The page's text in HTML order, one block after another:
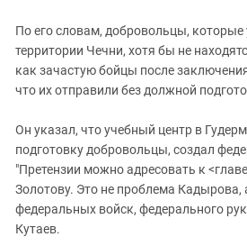
По его словам, добровольцы,
территории Чечни, хотя бы не
как зачастую бойцы после
что их отправили без должной
Он указал, что учебный центр в
подготовку добровольцы, создал
"Претензии можно адресовать к
Золотову. Это не проблема Кадырова,
федеральных войск, федерального
Кутаев.